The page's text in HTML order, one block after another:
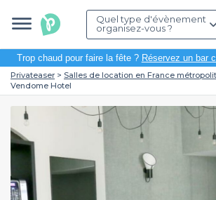
Quel type d'évènement
organisez-vous ?
Trop chaud pour faire la fête ? Réservez un bar
Privateaser Salles de location en France
Vendome Hotel